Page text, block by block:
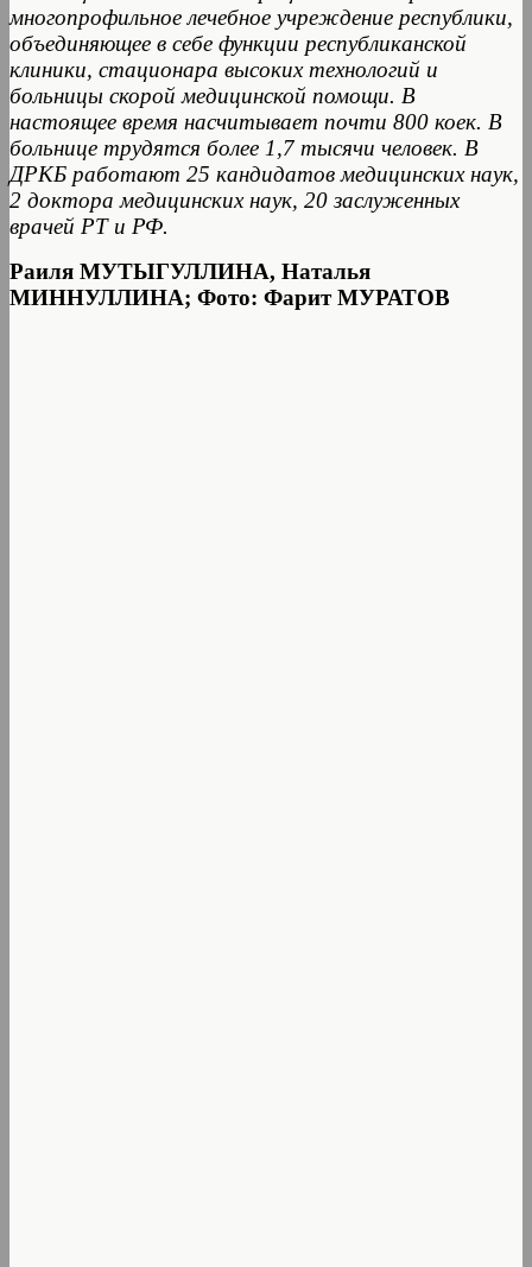
многопрофильное лечебное учреждение республики,
объединяющее в себе функции республиканской
клиники, стационара высоких технологий и
больницы скорой медицинской помощи. В
настоящее время насчитывает почти 800 коек. В
больнице трудятся более 1,7 тысячи человек. В
ДРКБ работают 25 кандидатов медицинских наук,
2 доктора медицинских наук, 20 заслуженных
врачей РТ и РФ.
Раиля МУТЫГУЛЛИНА, Наталья
МИННУЛЛИНА; Фото: Фарит МУРАТОВ